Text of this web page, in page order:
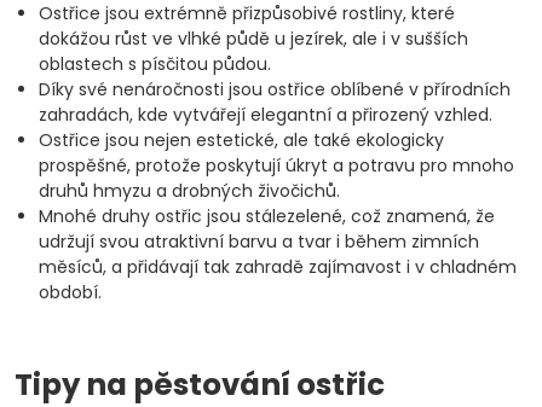
Ostřice jsou extrémně přizpůsobivé rostliny, které
dokážou růst ve vlhké půdě u jezírek, ale i v sušších
oblastech s písčitou půdou.
Díky své nenáročnosti jsou ostřice oblíbené v přírodních
zahradách, kde vytvářejí elegantní a přirozený vzhled.
Ostřice jsou nejen estetické, ale také ekologicky
prospěšné, protože poskytují úkryt a potravu pro mnoho
druhů hmyzu a drobných živočichů.
Mnohé druhy ostřic jsou stálezelené, což znamená, že
udržují svou atraktivní barvu a tvar i během zimních
měsíců, a přidávají tak zahradě zajímavost i v chladném
období.
Tipy na pěstování ostřic